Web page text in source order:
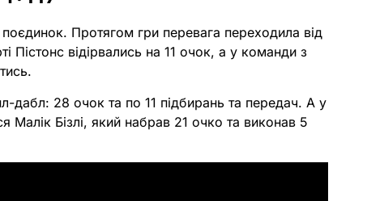
Протягом гри перевага переходила від
Пістонс відірвались на 11 очок, а у команди з
28 очок та по 11 підбирань та передач. А у
Малік Бізлі, який набрав 21 очко та виконав 5